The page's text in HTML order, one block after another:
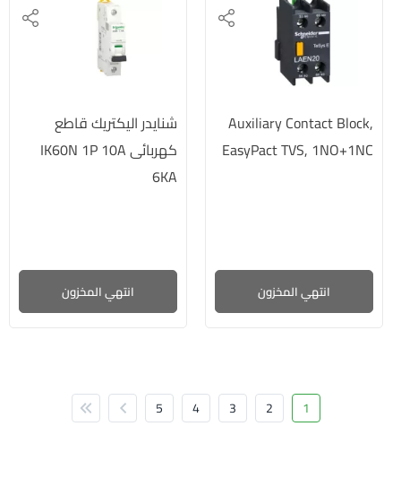
Auxiliary Contact Block,
EasyPact TVS, 1NO+1NC
انتهي المخزون
شنايدر اليكتريك قاطع
كهربائى IK60N 1P 10A
6KA
انتهي المخزون
1
2
3
4
5